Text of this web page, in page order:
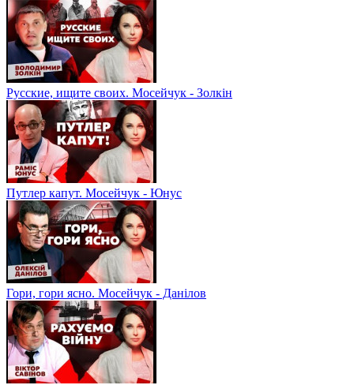
Русские, ищите своих. Мосейчук - Золкін
Путлер капут. Мосейчук - Юнус
Гори, гори ясно. Мосейчук - Данілов